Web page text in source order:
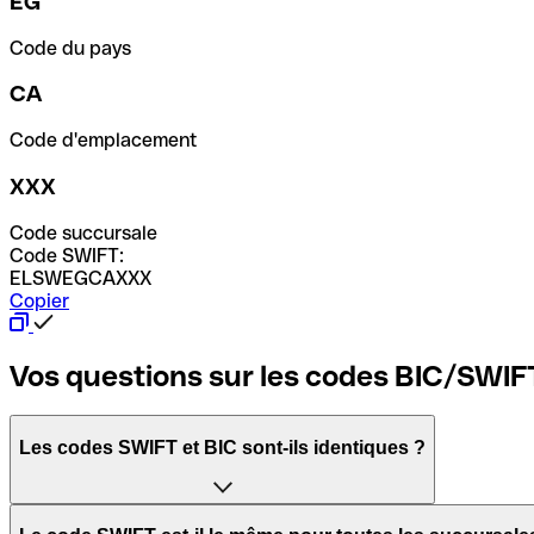
Code du pays
CA
Code d'emplacement
XXX
Code succursale
Code SWIFT:
ELSWEGCAXXX
Copier
Vos questions sur les codes BIC/
Les codes SWIFT et BIC sont-ils identiques ?